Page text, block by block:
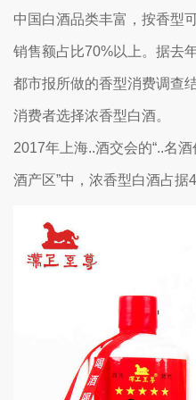
中国白酒品类丰富，按香型
销售额占比70%以上。据去
都市报所做的香型消费调查
消费者选择浓香型白酒。
2017年上海..酒交会的“..名
酒产区”中，浓香型白酒占据4